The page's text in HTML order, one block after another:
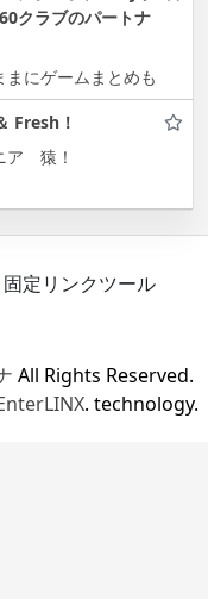
クラブのパートナ
まにゲームまとめも
Fresh！
ア 猿！
固定リンクツール
All Rights Reserved.
. technology.